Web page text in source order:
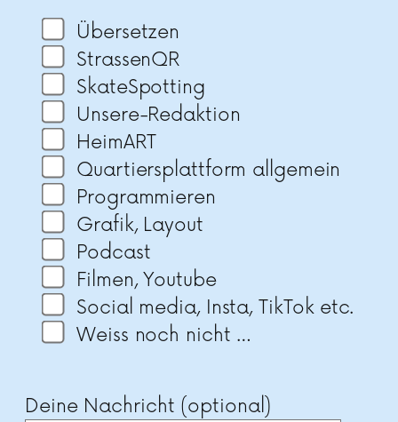
Übersetzen
StrassenQR
SkateSpotting
Unsere-Redaktion
HeimART
Quartiersplattform allgemein
Programmieren
Grafik, Layout
Podcast
Filmen, Youtube
Social media, Insta, TikTok etc.
Weiss noch nicht …
Deine Nachricht (optional)